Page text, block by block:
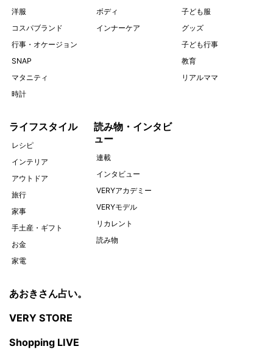
洋服
コスパブランド
行事・オケージョン
SNAP
マタニティ
時計
ボディ
インナーケア
子ども服
グッズ
子ども行事
教育
リアルママ
ライフスタイル
レシピ
インテリア
アウトドア
旅行
家事
手土産・ギフト
お金
家電
読み物・インタビ
ュー
連載
インタビュー
VERYアカデミー
VERYモデル
リカレント
読み物
あおきさん占い。
VERY STORE
Shopping LIVE